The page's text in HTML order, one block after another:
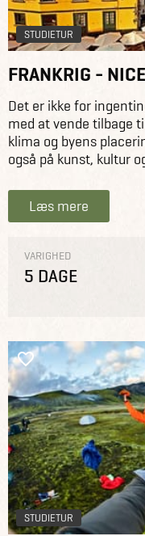
STUDIETUR
FRANKRIG - NICE
Det er ikke for
med at vende tilbage
klima og byens
også på kunst, kultur
Læs mere
VARIGHED
5 DAGE
STUDIETUR